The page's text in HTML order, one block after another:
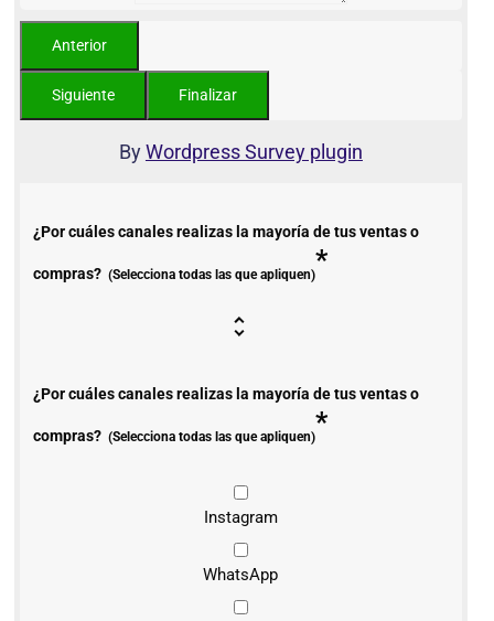
ByWordpress Survey plugin
¿Por cuáles canales realizas la mayoría de tus ventas o
compras? (Selecciona todas las que apliquen)*
¿Por cuáles canales realizas la mayoría de tus ventas o
compras? (Selecciona todas las que apliquen)*
Instagram
WhatsApp